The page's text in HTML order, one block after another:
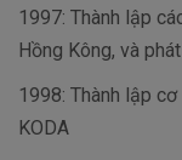
1997: Thành lập
Hồng Kông, và
1998: Thành lập
KODA